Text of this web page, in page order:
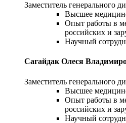
Заместитель генерального
Высшее
Опыт работы в
российских и
Научный
Сагайдак Олеся
Заместитель генерального
Высшее
Опыт работы в
российских и
Научный